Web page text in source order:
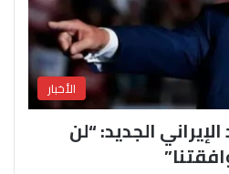
الأخبار
الجديد: “لن